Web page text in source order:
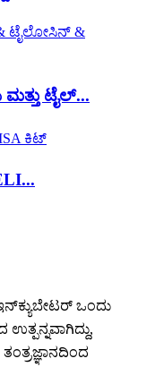
ಟೈಲ್...
ಒಂದು